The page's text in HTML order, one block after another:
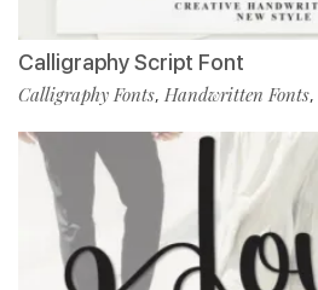
Calligraphy Script Font
Calligraphy Fonts, Handwritten Fonts,